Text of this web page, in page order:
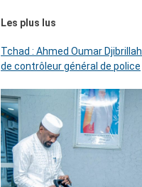
Les plus lus
Tchad : Ahmed Oumar
de contrôleur général de police